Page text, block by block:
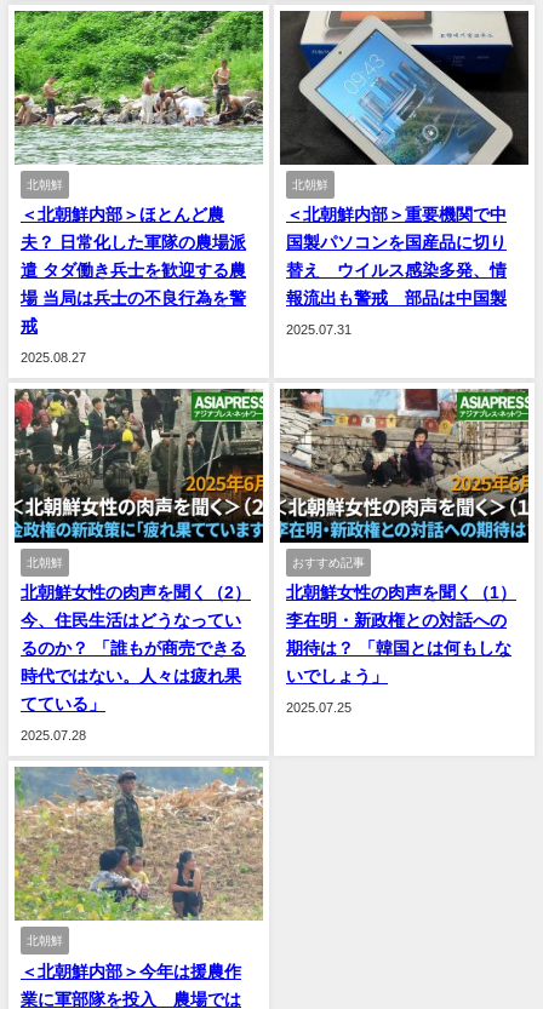
北朝鮮
＜北朝鮮内部＞ほとんど農
夫？ 日常化した軍隊の農場派
遣 タダ働き兵士を歓迎する農
場 当局は兵士の不良行為を警
戒
2025.08.27
北朝鮮
＜北朝鮮内部＞重要機関で中
国製パソコンを国産品に切り
替え ウイルス感染多発、情
報流出も警戒 部品は中国製
2025.07.31
北朝鮮
北朝鮮女性の肉声を聞く（2）
今、住民生活はどうなってい
るのか？ 「誰もが商売できる
時代ではない。人々は疲れ果
てている」
2025.07.28
おすすめ記事
北朝鮮女性の肉声を聞く（1）
李在明・新政権との対話への
期待は？ 「韓国とは何もしな
いでしょう」
2025.07.25
北朝鮮
＜北朝鮮内部＞今年は援農作
業に軍部隊を投入 農場では